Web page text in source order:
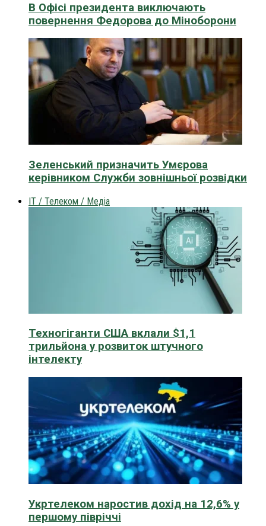
В Офісі президента виключають
повернення Федорова до Міноборони
Зеленський призначить Умєрова
керівником Служби зовнішньої розвідки
IT / Телеком / Медіа
Техногіганти США вклали $1,1
трильйона у розвиток штучного
інтелекту
Укртелеком наростив дохід на 12,6% у
першому півріччі